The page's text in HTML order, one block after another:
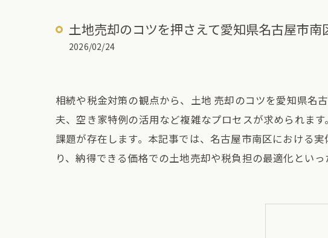
土地売却のコツを押さえて愛知県名古屋市
2026/02/24
相続や税金対策の観点から、土地 売却のコツを愛知県名
夫、空き家特例の活用など複雑なプロセスが求められま
課題が存在します。本記事では、名古屋市南区における
り、納得できる価格での土地売却や税負担の最適化とい